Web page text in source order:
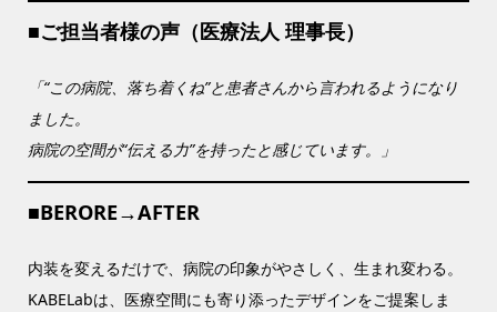
■ご担当者様の声（医療法人 理事長）
「“この病院、落ち着くね”と患者さんから言われるようになり
ました。
病院の空間が“伝える力”を持ったと感じています。」
■BERORE→AFTER
内装を変えるだけで、病院の印象がやさしく、生まれ変わる。
KABELabは、医療空間にも寄り添ったデザインをご提案しま